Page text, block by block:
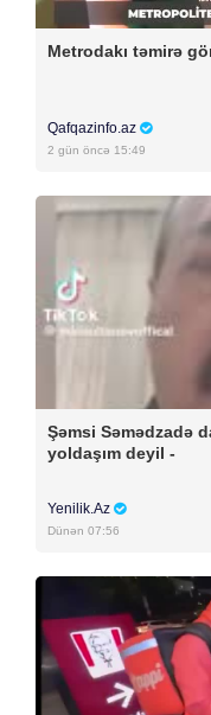
Metrodakı təmirə
Qafqazinfo.az
2 gün öncə 15:49
Şəmsi Səmədzadə
yoldaşım deyil -
Yenilik.Az
Dünən 07:56